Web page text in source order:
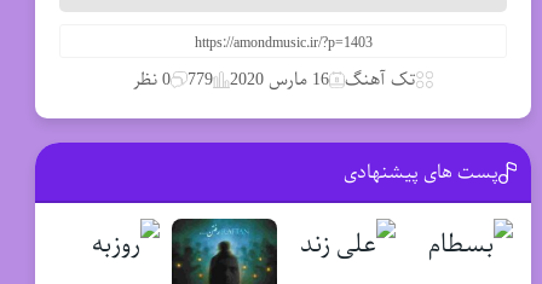
تک آهنگ 16 مارس 2020 779 0 نظر
پست های پیشنهادی